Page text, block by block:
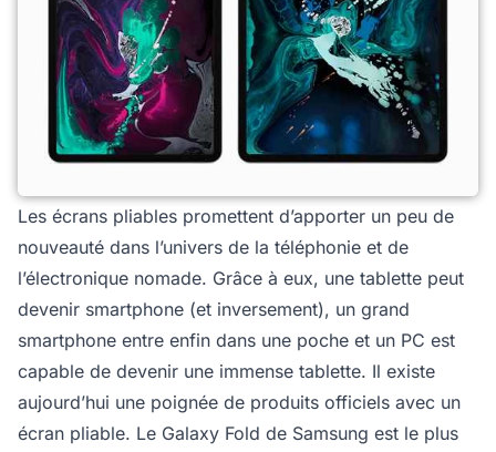
Les écrans pliables promettent d’apporter un peu de
nouveauté dans l’univers de la téléphonie et de
l’électronique nomade. Grâce à eux, une tablette peut
devenir smartphone (et inversement), un grand
smartphone entre enfin dans une poche et un PC est
capable de devenir une immense tablette. Il existe
aujourd’hui une poignée de produits officiels avec un
écran pliable. Le Galaxy Fold de Samsung est le plus